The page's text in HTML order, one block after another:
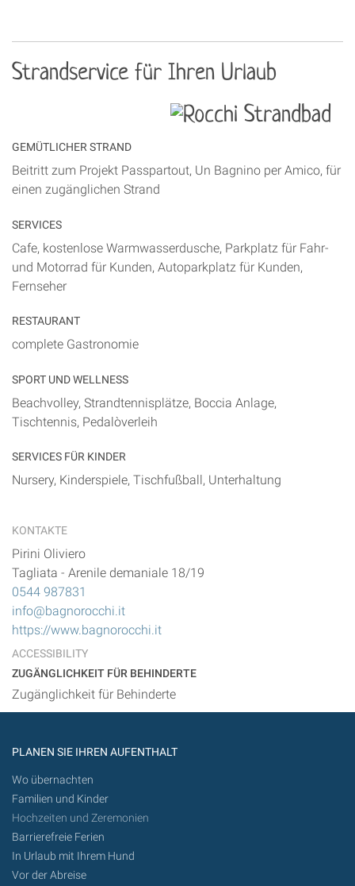
Strandservice für Ihren Urlaub
GEMÜTLICHER STRAND
Beitritt zum Projekt Passpartout, Un Bagnino per Amico, für
einen zugänglichen Strand
SERVICES
Cafe, kostenlose Warmwasserdusche, Parkplatz für Fahr-
und Motorrad für Kunden, Autoparkplatz für Kunden,
Fernseher
RESTAURANT
complete Gastronomie
SPORT UND WELLNESS
Beachvolley, Strandtennisplätze, Boccia Anlage,
Tischtennis, Pedalòverleih
SERVICES FÜR KINDER
Nursery, Kinderspiele, Tischfußball, Unterhaltung
KONTAKTE
Pirini Oliviero
Tagliata - Arenile demaniale 18/19
0544 987831
info@bagnorocchi.it
https://www.bagnorocchi.it
ACCESSIBILITY
ZUGÄNGLICHKEIT FÜR BEHINDERTE
Zugänglichkeit für Behinderte
PLANEN SIE IHREN AUFENTHALT
Wo übernachten
Familien und Kinder
Hochzeiten und Zeremonien
Barrierefreie Ferien
In Urlaub mit Ihrem Hund
Vor der Abreise